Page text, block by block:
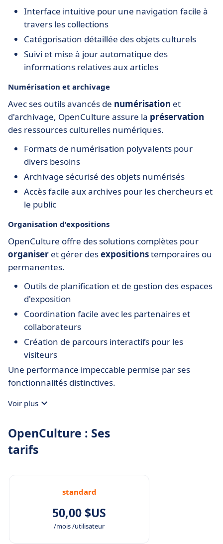
Interface intuitive pour une navigation facile à
travers les collections
Catégorisation détaillée des objets culturels
Suivi et mise à jour automatique des
informations relatives aux articles
Numérisation et archivage
Avec ses outils avancés de numérisation et
d'archivage, OpenCulture assure la préservation
des ressources culturelles numériques.
Formats de numérisation polyvalents pour
divers besoins
Archivage sécurisé des objets numérisés
Accès facile aux archives pour les chercheurs et
le public
Organisation d'expositions
OpenCulture offre des solutions complètes pour
organiser et gérer desexpositionstemporaires ou
permanentes.
Outils de planification et de gestion des espaces
d'exposition
Coordination facile avec les partenaires et
collaborateurs
Création de parcours interactifs pour les
visiteurs
Une performance impeccable permise par ses
fonctionnalités distinctives.
Voir plus
OpenCulture : Ses
tarifs
standard
50,00 $US
/mois /utilisateur